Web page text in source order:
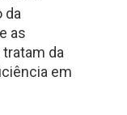
da
as
da
em